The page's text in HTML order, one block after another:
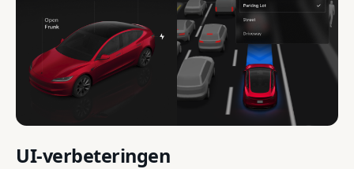
UI-verbeteringen